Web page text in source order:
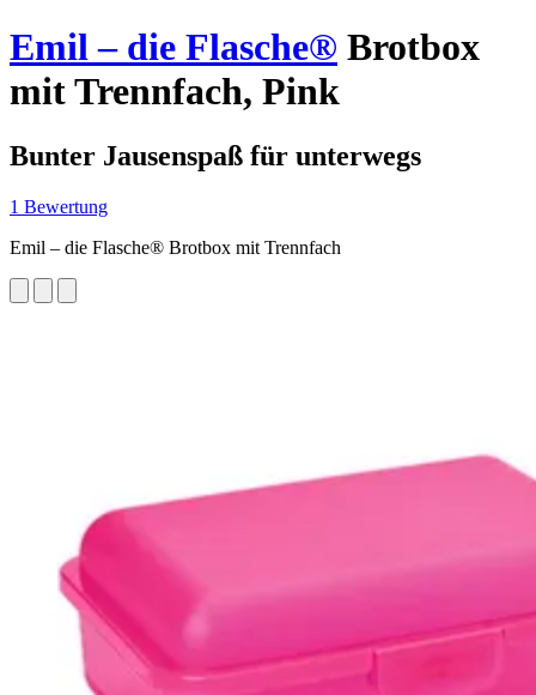
Emil – die Flasche® Brotbox
mit Trennfach, Pink
Bunter Jausenspaß für unterwegs
1 Bewertung
Emil – die Flasche® Brotbox mit Trennfach